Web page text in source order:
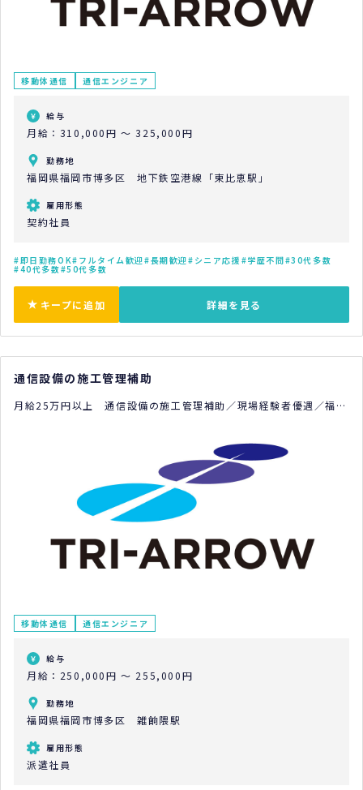
移動体通信 通信エンジニア
給与
月給：310,000円 ～ 325,000円
勤務地
福岡県福岡市博多区 地下鉄空港線「東比恵駅」
雇用形態
契約社員
即日勤務OK フルタイム歓迎 長期歓迎 シニア応援 学歴不問 30代多数
40代多数 50代多数
キープに追加 詳細を見る
通信設備の施工管理補助
月給25万円以上 通信設備の施工管理補助／現場経験者優遇／福岡
移動体通信 通信エンジニア
給与
月給：250,000円 ～ 255,000円
勤務地
福岡県福岡市博多区 雑餉隈駅
雇用形態
派遣社員